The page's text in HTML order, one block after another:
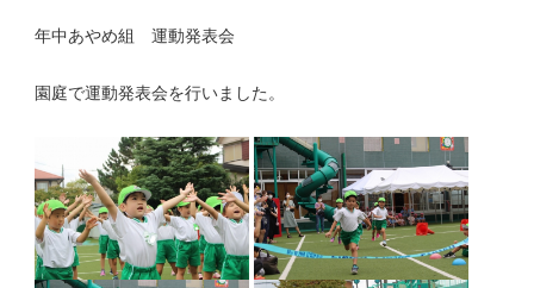
年中あやめ組 運動発表会
園庭で運動発表会を行いました。